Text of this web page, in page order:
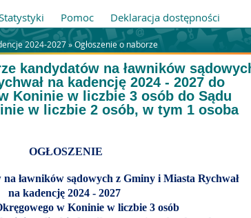
Pomoc Deklaracja dostępności
2024-2027 »Ogłoszenie o naborze
kandydatów na ławników
na kadencję 2024 - 2027 do
Koninie w liczbie 3 osób do Sądu
w liczbie 2 osób, w tym 1 osoba
OGŁOSZENIE
ławników sądowych z Gminy i Miasta Rychwał
na kadencję 2024 - 2027
w Koninie w liczbie 3 osób